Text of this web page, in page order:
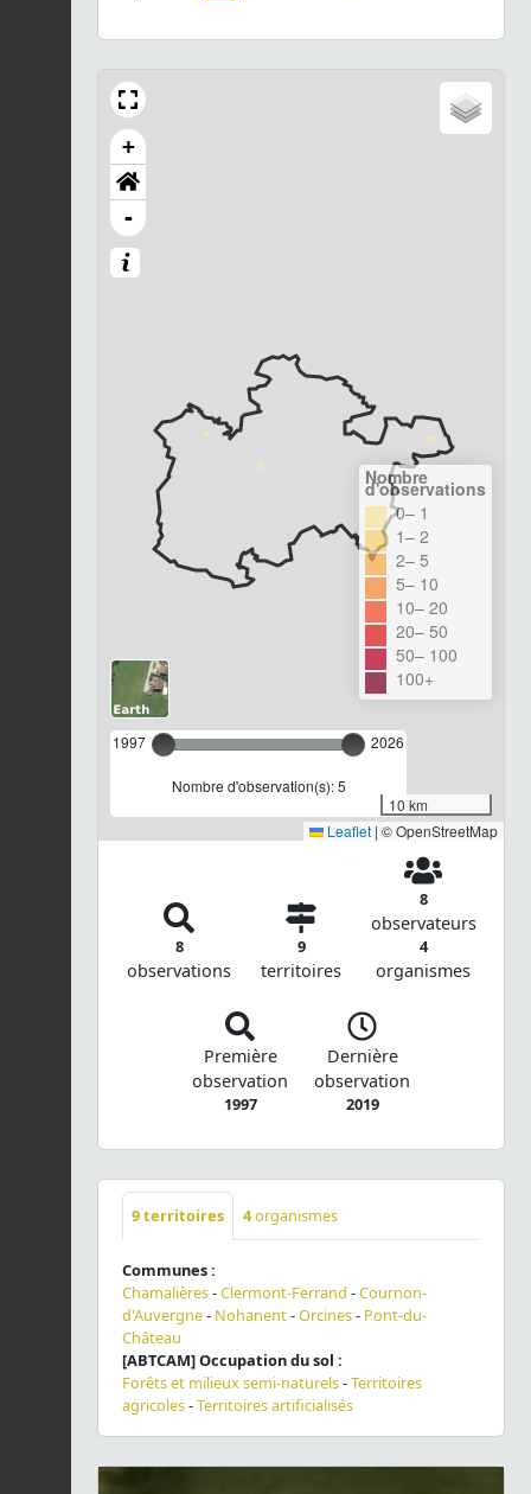
+
-
1997 2026
Nombre d'observation(s): 5
Nombre
d'observations
0– 1
1– 2
2– 5
5– 10
10– 20
20– 50
50– 100
100+
10 km
Leaflet | © OpenStreetMap
8
observations
9
territoires
8
observateurs
4
organismes
Première
observation
1997
Dernière
observation
2019
9territoires 4organismes
Communes :
Chamalières-Clermont-Ferrand -Cournon-
d'Auvergne- Nohanent-Orcines- Pont-du-
Château
[ABTCAM] Occupation du sol :
Forêts et milieux semi-naturels-Territoires
agricoles-Territoires artificialisés